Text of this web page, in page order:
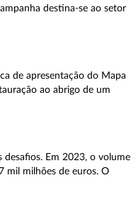
destina-se ao setor
de apresentação do Mapa
ao abrigo de um
desafios. Em 2023, o volume
mil milhões de euros. O